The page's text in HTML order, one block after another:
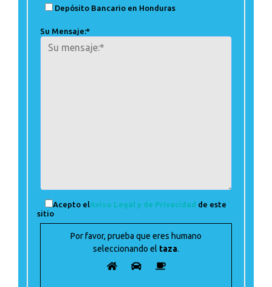
Depósito Bancario en Honduras
Su Mensaje:*
Acepto elAviso Legal y de Privacidad de este
sitio
Por favor, prueba que eres humano
seleccionando el taza.